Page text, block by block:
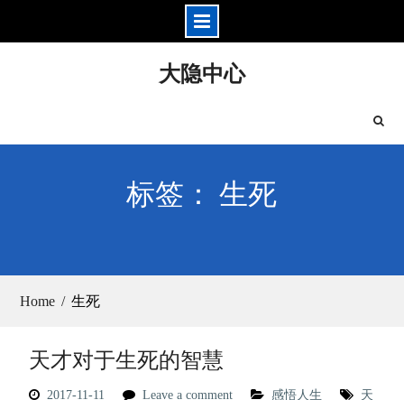
大隐中心
标签： 生死
Home 生死
天才对于生死的智慧
2017-11-11 Leave a comment 感悟人生
天